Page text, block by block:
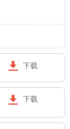
 下载
 下载